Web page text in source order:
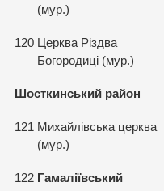
(мур.)
120 Церква Рiздва
Богородицi (мур.)
Шосткинський район
121 Михайлiвська церква
(мур.)
122 Гамалiївський